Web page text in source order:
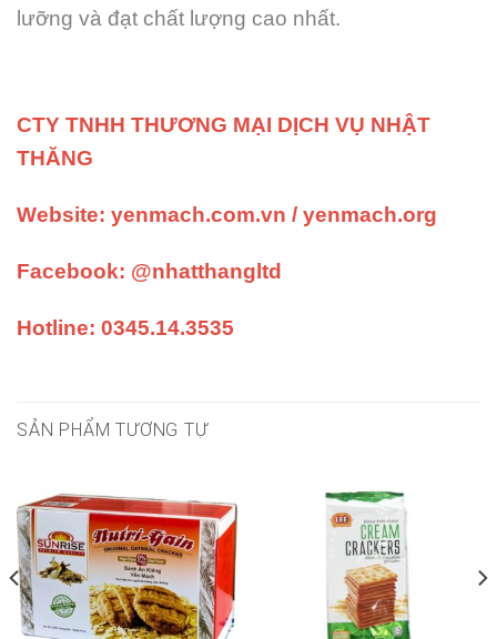
lưỡng và đạt chất lượng cao nhất.
CTY TNHH THƯƠNG MẠI DỊCH VỤ NHẬT
THĂNG
Website: yenmach.com.vn / yenmach.org
Facebook: @nhatthangltd
Hotline: 0345.14.3535
SẢN PHẨM TƯƠNG TỰ